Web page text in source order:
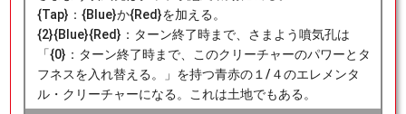
{Tap}：{Blue}か{Red}を加える。
{2}{Blue}{Red}：ターン終了時まで、さまよう噴気孔は
「{0}：ターン終了時まで、このクリーチャーのパワーとタ
フネスを入れ替える。」を持つ青赤の１/４のエレメンタ
ル・クリーチャーになる。これは土地でもある。